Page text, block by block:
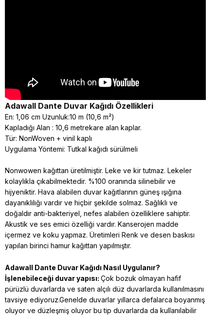
Adawall Dante Duvar Kağıdı Özellikleri
En: 1,06 cm Uzunluk:10 m (10,6 m²)
Kapladığı Alan : 10,6 metrekare alan kaplar.
Tür: NonWoven + vinil kaplı
Uygulama Yöntemi: Tutkal kağıdı sürülmeli
Nonwowen kağıttan üretilmiştir. Leke ve kir tutmaz. Lekeler
kolaylıkla çıkabilmektedir. %100 oranında silinebilir ve
hijyeniktir. Hava alabilen duvar kağıtlarının güneş ışığına
dayanıklılığı vardır ve hiçbir şekilde solmaz. Sağlıklı ve
doğaldır anti-bakteriyel, nefes alabilen özelliklere sahiptir.
Akustik ve ses emici özelliği vardır. Kanserojen madde
içermez ve koku yapmaz. Üretimleri Renk ve desen baskısı
yapılan birinci hamur kağıttan yapılmıştır.
Adawall Dante Duvar Kağıdı Nasıl Uygulanır?
İşlenebileceği duvar yapısı: Çok bozuk olmayan hafif
pürüzlü duvarlarda ve saten alçılı düz duvarlarda kullanılmasını
tavsiye ediyoruz.Genelde duvarlar yıllarca defalarca boyanmış
oluyor ve düzleşmiş oluyor bu tip duvarlarda da kullanılabilir